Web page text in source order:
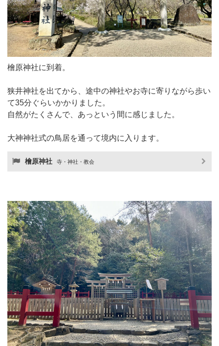
檜原神社に到着。
狭井神社を出てから、途中の神社やお寺に寄りながら歩い
て35分ぐらいかかりました。
自然がたくさんで、あっという間に感じました。
大神神社式の鳥居を通って境内に入ります。
檜原神社 寺・神社・教会